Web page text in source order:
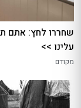
שחררו לחץ: אתם
עלינו >>
מקודם